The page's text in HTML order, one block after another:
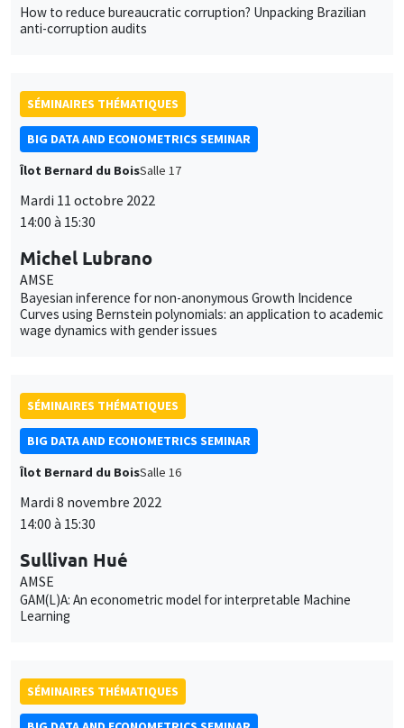
How to reduce bureaucratic corruption? Unpacking Brazilian
anti-corruption audits
SÉMINAIRES THÉMATIQUES
BIG DATA AND ECONOMETRICS SEMINAR
Îlot Bernard du BoisSalle 17
Mardi 11 octobre 2022
14:00 à 15:30
Michel Lubrano
AMSE
Bayesian inference for non-anonymous Growth Incidence
Curves using Bernstein polynomials: an application to academic
wage dynamics with gender issues
SÉMINAIRES THÉMATIQUES
BIG DATA AND ECONOMETRICS SEMINAR
Îlot Bernard du BoisSalle 16
Mardi 8 novembre 2022
14:00 à 15:30
Sullivan Hué
AMSE
GAM(L)A: An econometric model for interpretable Machine
Learning
SÉMINAIRES THÉMATIQUES